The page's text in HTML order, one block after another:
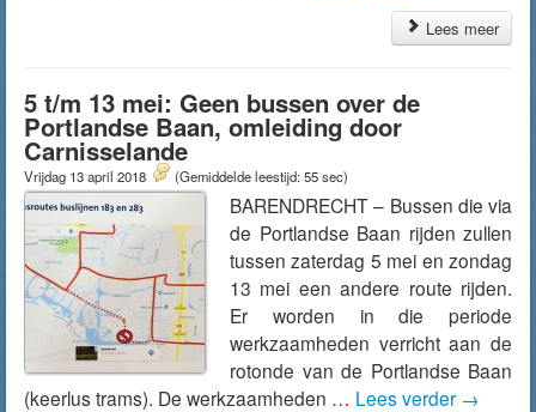
Lees meer
5 t/m 13 mei: Geen bussen over de
Portlandse Baan, omleiding door
Carnisselande
Vrijdag 13 april 2018 (Gemiddelde leestijd: 55 sec)
BARENDRECHT – Bussen die via
de Portlandse Baan rijden zullen
tussen zaterdag 5 mei en zondag
13 mei een andere route rijden.
Er worden in die periode
werkzaamheden verricht aan de
rotonde van de Portlandse Baan
(keerlus trams). De werkzaamheden … Lees verder →